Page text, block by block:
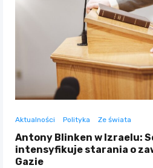
Aktualności Polityka Ze świata
Antony Blinken w Izraelu:
intensyfikuje starania o
Gazie